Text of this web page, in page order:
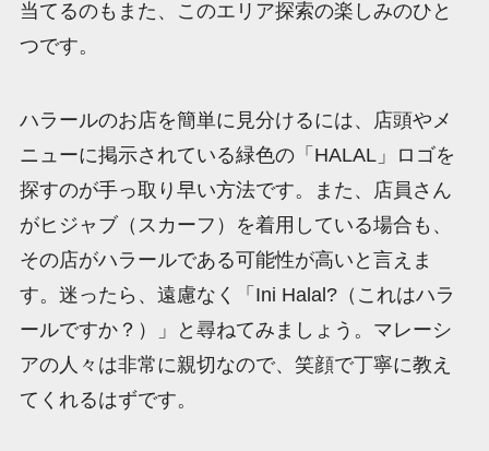
当てるのもまた、このエリア探索の楽しみのひと
つです。
ハラールのお店を簡単に見分けるには、店頭やメ
ニューに掲示されている緑色の「HALAL」ロゴを
探すのが手っ取り早い方法です。また、店員さん
がヒジャブ（スカーフ）を着用している場合も、
その店がハラールである可能性が高いと言えま
す。迷ったら、遠慮なく「Ini Halal?（これはハラ
ールですか？）」と尋ねてみましょう。マレーシ
アの人々は非常に親切なので、笑顔で丁寧に教え
てくれるはずです。